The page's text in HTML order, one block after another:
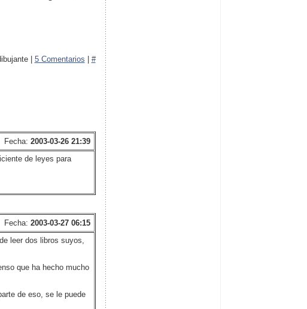
| 5 Comentarios #
Fecha: 2003-03-26 21:39
de leyes para
Fecha: 2003-03-27 06:15
leer dos libros suyos,
que ha hecho mucho
de eso, se le puede